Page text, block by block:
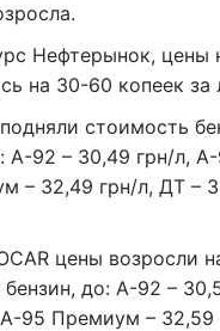
Нефтерынок, цены
на 30-60 копеек за
стоимость
А-92 – 30,49 грн/л, А-
– 32,49 грн/л, ДТ –
цены возросли
до: А-92 –
95 Премиум – 32,59